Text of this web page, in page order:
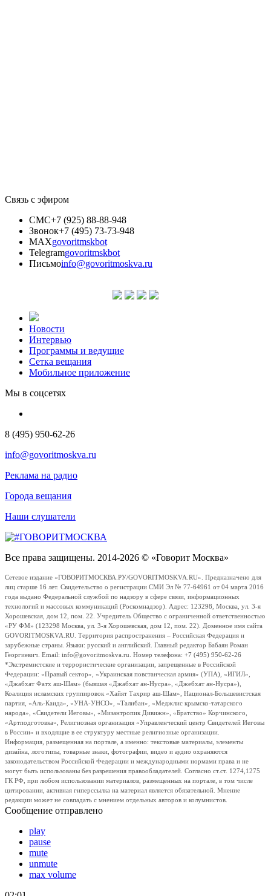
Связь с эфиром
СМС+7 (925) 88-88-948
Звонок+7 (495) 73-73-948
MAXgovoritmskbot
Telegramgovoritmskbot
Письмоinfo@govoritmoskva.ru
Новости
Интервью
Программы и ведущие
Сетка вещания
Мобильное приложение
Мы в соцсетях
8 (495) 950-62-26
info@govoritmoskva.ru
Реклама на радио
Города вещания
Наши слушатели
Все права защищены. 2014-2026 © «Говорит Москва»
Сетевое издание «ГОВОРИТМОСКВА.РУ/GOVORITMOSKVA.RU». Предназначено для
лиц старше 16 лет. Свидетельство о регистрации СМИ Эл № 77-64961 от 04 марта 2016
года выдано Федеральной службой по надзору в сфере связи, информационных
технологий и массовых коммуникаций (Роскомнадзор). Адрес: 123298, Москва, ул. 3-я
Хорошевская, дом 12, пом. 22. Учредитель Общество с ограниченной ответственностью
«РУ ФМ» (123298 Москва, ул. 3-я Хорошевская, дом 12, пом. 22). Доменное имя сайта
GOVORITMOSKVA.RU. Территория распространения – Российская Федерация и
зарубежные страны. Языки: русский и английский. Главный редактор Бабаян Роман
Георгиевич. Email: info@govoritmoskva.ru. Номер телефона: +7 (495) 950-62-26
*Экстремистские и террористические организации, запрещенные в Российской
Федерации: «Правый сектор», «Украинская повстанческая армия» (УПА), «ИГИЛ»,
«Джабхат Фатх аш-Шам» (бывшая «Джабхат ан-Нусра», «Джебхат ан-Нусра»),
Коалиция исламских группировок «Хайят Тахрир аш-Шам», Национал-Большевистская
партия, «Аль-Каида», «УНА-УНСО», «Талибан», «Меджлис крымско-татарского
народа», «Свидетели Иеговы», «Мизантропик Дивижн», «Братство» Корчинского,
«Артподготовка», Религиозная организация «Управленческий центр Свидетелей Иеговы
в России» и входящие в ее структуру местные религиозные организации.
Информация, размещенная на портале, а именно: текстовые материалы, элементы
дизайна, логотипы, товарные знаки, фотографии, видео и аудио охраняются
законодательством Российской Федерации и международными нормами права и не
могут быть использованы без разрешения правообладателей. Согласно ст.ст. 1274,1275
ГК РФ, при любом использовании материалов, размещенных на портале, в том числе
цитировании, активная гиперссылка на материал является обязательной. Мнение
редакции может не совпадать с мнением отдельных авторов и колумнистов.
Сообщение отправлено
play
pause
mute
unmute
max volume